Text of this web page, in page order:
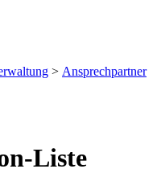
> Ansprechpartner
Liste